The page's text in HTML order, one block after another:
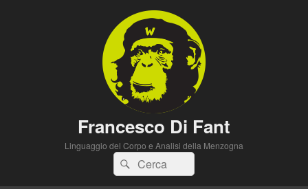
Francesco Di Fant
Linguaggio del Corpo e Analisi della Menzogna
Cerca:Cerca